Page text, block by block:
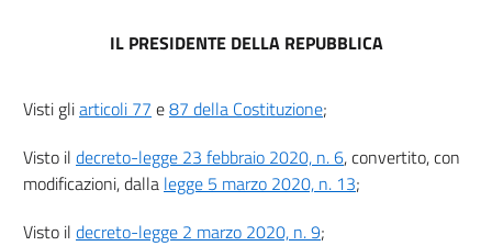
Misure a sostegno del lavoro
Estensione delle misure speciali in tema di ammortizzatori sociali per tutto il
territorio nazionale
19
20
IL PRESIDENTE DELLA REPUBBLICA
Visti gliarticoli 77 e87 della Costituzione;
Visto il decreto-legge 23 febbraio 2020, n. 6, convertito, con
modificazioni, dalla legge 5 marzo 2020, n. 13;
Visto il decreto-legge 2 marzo 2020, n. 9;